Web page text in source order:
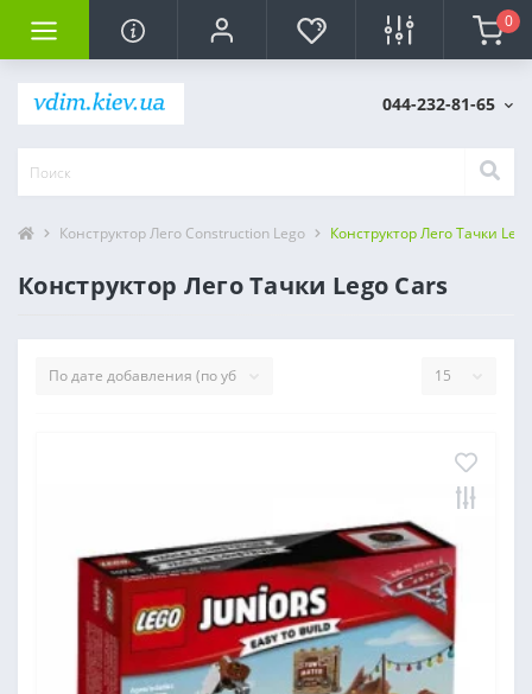
0
044-232-81-65
Конструктор Лего Construction Lego Конструктор Лего Тачки
Конструктор Лего Тачки Lego Cars